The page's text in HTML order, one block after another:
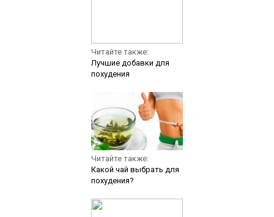
Читайте также:
Лучшие добавки для
похудения
Читайте также:
Какой чай выбрать для
похудения?